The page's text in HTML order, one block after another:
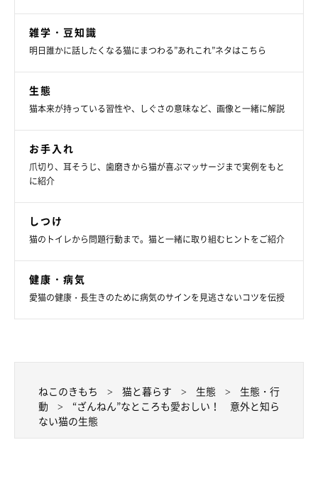
意外と“ざんねん”な猫たち。それもまた猫の
魅力♪
ちょっと意外な猫の行動やパーツも、ひも解けば猫の生態や習性
に関係があるようです。“ざんねん”なところも、不思議な行動も
雑学・豆知識
明日誰かに話したくなる猫にまつわる”あれこれ”ネタはこちら
生態
猫本来が持っている習性や、しぐさの意味など、画像と一緒に解説
お手入れ
爪切り、耳そうじ、歯磨きから猫が喜ぶマッサージまで実例をもと
に紹介
しつけ
猫のトイレから問題行動まで。猫と一緒に取り組むヒントをご紹介
健康・病気
愛猫の健康・長生きのために病気のサインを見逃さないコツを伝授
ねこのきもち 猫と暮らす 生態
生態・行
動
“ざんねん”なところも愛おしい！ 意外と知ら
ない猫の生態